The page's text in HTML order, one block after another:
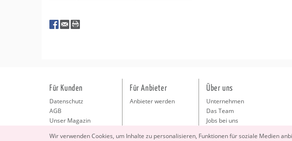
Wir ver­wen­den Coo­kies, um In­hal­te zu per­so­na­li­sie­ren, Funk­tio­nen für so­zia­le Me­di­en
Für Kunden
Datenschutz
AGB
Unser Magazin
Für Anbieter
Anbieter werden
Über uns
Unternehmen
Das Team
Jobs bei uns